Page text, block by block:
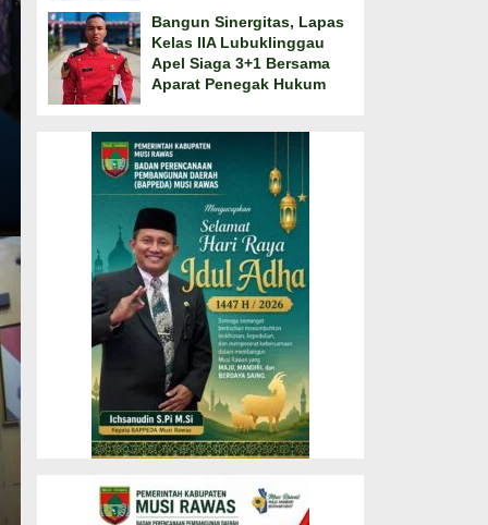
Bangun Sinergitas, Lapas
Kelas IIA Lubuklinggau
Apel Siaga 3+1 Bersama
Aparat Penegak Hukum